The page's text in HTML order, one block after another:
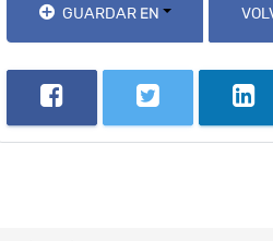
GUARDAR EN